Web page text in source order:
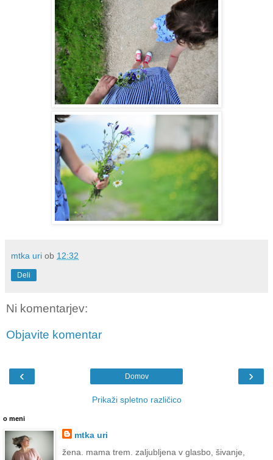
mtka uri ob 12:32
Deli
Ni komentarjev:
Objavite komentar
‹ ›
Domov
Prikaži spletno različico
o meni
mtka uri
žena. mama trem. zaljubljena v glasbo, šivanje,